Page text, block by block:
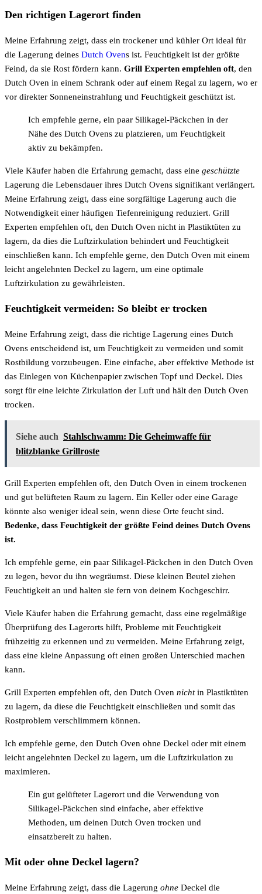
Den richtigen Lagerort finden
Meine Erfahrung zeigt, dass ein trockener und kühler Ort ideal für
die Lagerung deines Dutch Ovens ist. Feuchtigkeit ist der größte
Feind, da sie Rost fördern kann. Grill Experten empfehlen oft, den
Dutch Oven in einem Schrank oder auf einem Regal zu lagern, wo er
vor direkter Sonneneinstrahlung und Feuchtigkeit geschützt ist.
Ich empfehle gerne, ein paar Silikagel-Päckchen in der
Nähe des Dutch Ovens zu platzieren, um Feuchtigkeit
aktiv zu bekämpfen.
Viele Käufer haben die Erfahrung gemacht, dass eine geschützte
Lagerung die Lebensdauer ihres Dutch Ovens signifikant verlängert.
Meine Erfahrung zeigt, dass eine sorgfältige Lagerung auch die
Notwendigkeit einer häufigen Tiefenreinigung reduziert. Grill
Experten empfehlen oft, den Dutch Oven nicht in Plastiktüten zu
lagern, da dies die Luftzirkulation behindert und Feuchtigkeit
einschließen kann. Ich empfehle gerne, den Dutch Oven mit einem
leicht angelehnten Deckel zu lagern, um eine optimale
Luftzirkulation zu gewährleisten.
Feuchtigkeit vermeiden: So bleibt er trocken
Meine Erfahrung zeigt, dass die richtige Lagerung eines Dutch
Ovens entscheidend ist, um Feuchtigkeit zu vermeiden und somit
Rostbildung vorzubeugen. Eine einfache, aber effektive Methode ist
das Einlegen von Küchenpapier zwischen Topf und Deckel. Dies
sorgt für eine leichte Zirkulation der Luft und hält den Dutch Oven
trocken.
Siehe auch Stahlschwamm: Die Geheimwaffe für
blitzblanke Grillroste
Grill Experten empfehlen oft, den Dutch Oven in einem trockenen
und gut belüfteten Raum zu lagern. Ein Keller oder eine Garage
könnte also weniger ideal sein, wenn diese Orte feucht sind.
Bedenke, dass Feuchtigkeit der größte Feind deines Dutch Ovens
ist.
Ich empfehle gerne, ein paar Silikagel-Päckchen in den Dutch Oven
zu legen, bevor du ihn wegräumst. Diese kleinen Beutel ziehen
Feuchtigkeit an und halten sie fern von deinem Kochgeschirr.
Viele Käufer haben die Erfahrung gemacht, dass eine regelmäßige
Überprüfung des Lagerorts hilft, Probleme mit Feuchtigkeit
frühzeitig zu erkennen und zu vermeiden. Meine Erfahrung zeigt,
dass eine kleine Anpassung oft einen großen Unterschied machen
kann.
Grill Experten empfehlen oft, den Dutch Oven nichtin Plastiktüten
zu lagern, da diese die Feuchtigkeit einschließen und somit das
Rostproblem verschlimmern können.
Ich empfehle gerne, den Dutch Oven ohne Deckel oder mit einem
leicht angelehnten Deckel zu lagern, um die Luftzirkulation zu
maximieren.
Ein gut gelüfteter Lagerort und die Verwendung von
Silikagel-Päckchen sind einfache, aber effektive
Methoden, um deinen Dutch Oven trocken und
einsatzbereit zu halten.
Mit oder ohne Deckel lagern?
Meine Erfahrung zeigt, dass die Lagerung ohne Deckel die